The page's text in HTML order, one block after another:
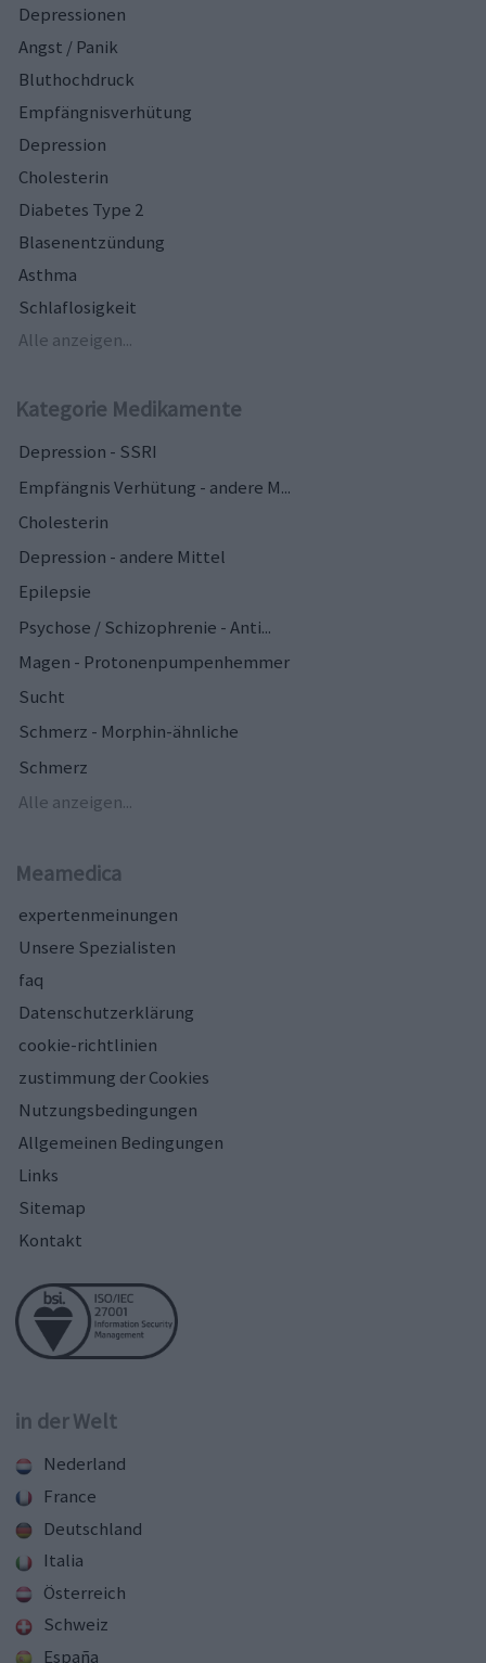
Depressionen
Angst / Panik
Bluthochdruck
Empfängnisverhütung
Depression
Cholesterin
Diabetes Type 2
Blasenentzündung
Asthma
Schlaflosigkeit
Alle anzeigen...
Kategorie Medikamente
Depression - SSRI
Empfängnis Verhütung - andere M...
Cholesterin
Depression - andere Mittel
Epilepsie
Psychose / Schizophrenie - Anti...
Magen - Protonenpumpenhemmer
Sucht
Schmerz - Morphin-ähnliche
Schmerz
Alle anzeigen...
Meamedica
expertenmeinungen
Unsere Spezialisten
faq
Datenschutzerklärung
cookie-richtlinien
zustimmung der Cookies
Nutzungsbedingungen
Allgemeinen Bedingungen
Links
Sitemap
Kontakt
in der Welt
Nederland
France
Deutschland
Italia
Österreich
Schweiz
España